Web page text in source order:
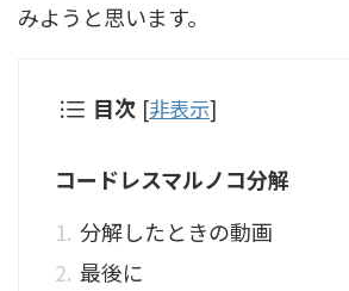
みようと思います。
目次 [非表示]
コードレスマルノコ分解
分解したときの動画
最後に